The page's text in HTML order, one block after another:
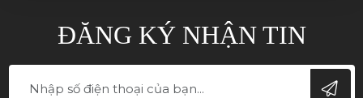
ĐĂNG KÝ NHẬN TIN